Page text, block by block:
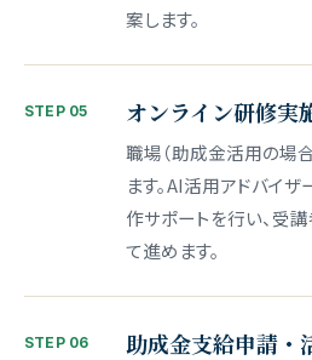
案します。
STEP 05 オンライン研修実
職場（助成金活用の場
ます。AI活用アドバイ
作サポートを行い、受
て進めます。
STEP 06 助成金支給申請・